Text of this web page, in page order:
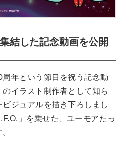
結した記念動画を公開
年という節目を祝う記念動
イラスト制作者として知ら
ジュアルを描き下ろしまし
」を乗せた、ユーモアたっ